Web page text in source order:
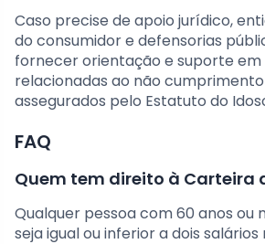
Caso precise de apoio jurídico,
do consumidor e defensorias
fornecer orientação e suporte em
relacionadas ao não
assegurados pelo Estatuto do
FAQ
Quem tem direito à Carteira
Qualquer pessoa com 60 anos ou
seja igual ou inferior a dois